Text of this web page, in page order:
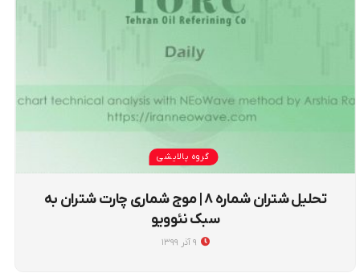
گروه پالایشی
تحلیل شتران شماره ۸ | موج شماری چارت شتران به
سبک نئوویو